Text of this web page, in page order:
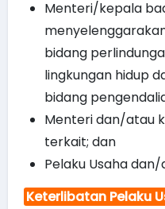
Menteri/kepala
bidang
lingkungan hidup
bidang
Menteri dan/atau
terkait; dan
Pelaku Usaha
Keterlibatan Pelaku